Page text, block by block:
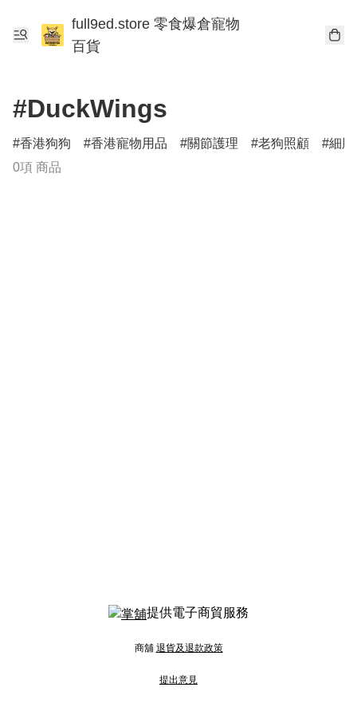
full9ed.store 零食爆倉寵物
百貨
#DuckWings
香港狗狗 香港寵物用品 關節護理 老狗照顧
細
0項 商品
提供電子商貿服務
商舖 退貨及退款政策
提出意見